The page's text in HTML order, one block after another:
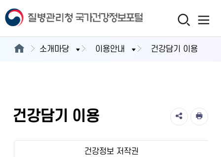
소개마당 이용안내 건강담기 이용
건강담기 이용
건강정보 저작권